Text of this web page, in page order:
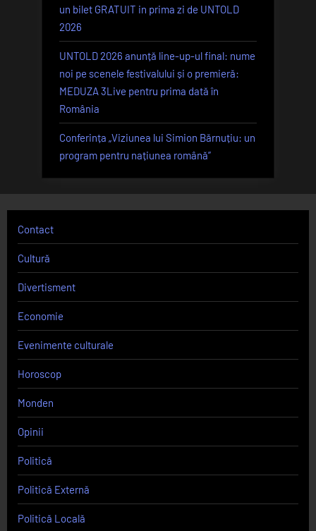
un bilet GRATUIT in prima zi de UNTOLD
2026
UNTOLD 2026 anunță line-up-ul final: nume
noi pe scenele festivalului și o premieră:
MEDUZA 3Live pentru prima dată în
România
Conferința „Viziunea lui Simion Bărnuțiu: un
program pentru națiunea română”
Contact
Cultură
Divertisment
Economie
Evenimente culturale
Horoscop
Monden
Opinii
Politică
Politică Externă
Politică Locală